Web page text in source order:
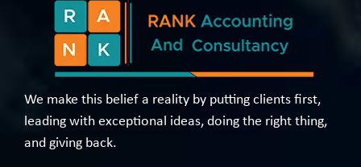
We make this belief a reality by putting clients first,
leading with exceptional ideas, doing the right thing,
and giving back.